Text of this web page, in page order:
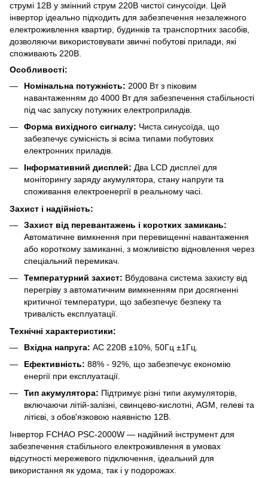
струмі 12В у змінний струм 220В чистої синусоїди. Цей
інвертор ідеально підходить для забезпечення незалежного
електроживлення квартир, будинків та транспортних засобів,
дозволяючи використовувати звичні побутові прилади, які
споживають 220В.
Особливості:
Номінальна потужність: 2000 Вт з піковим
навантаженням до 4000 Вт для забезпечення стабільності
під час запуску потужних електроприладів.
Форма вихідного сигналу: Чиста синусоїда, що
забезпечує сумісність зі всіма типами побутових
електронних приладів.
Інформативний дисплей: Два LCD дисплеї для
моніторингу заряду акумулятора, стану напруги та
споживання електроенергії в реальному часі.
Захист і надійність:
Захист від перевантажень і коротких замикань:
Автоматичне вимкнення при перевищенні навантаження
або короткому замиканні, з можливістю відновлення через
спеціальний перемикач.
Температурний захист: Вбудована система захисту від
перегріву з автоматичним вимкненням при досягненні
критичної температури, що забезпечує безпеку та
тривалість експлуатації.
Технічні характеристики:
Вхідна напруга: AC 220В ±10%, 50Гц ±1Гц.
Ефективність: 88% - 92%, що забезпечує економію
енергії при експлуатації.
Тип акумулятора: Підтримує різні типи акумуляторів,
включаючи літій-залізні, свинцево-кислотні, AGM, гелеві та
літієві, з обов'язковою наявністю 12В.
Інвертор FCHAO PSC-2000W — надійний інструмент для
забезпечення стабільного електроживлення в умовах
відсутності мережевого підключення, ідеальний для
використання як удома, так і у подорожах.